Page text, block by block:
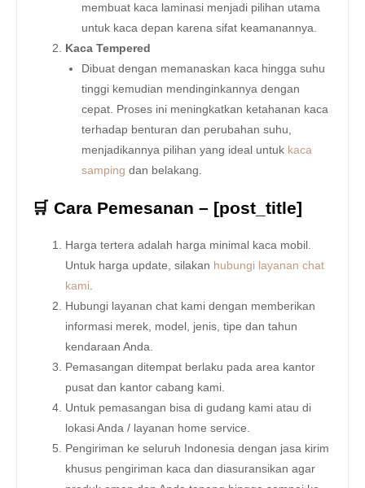
membuat kaca laminasi menjadi pilihan utama
untuk kaca depan karena sifat keamanannya.
Kaca Tempered
Dibuat dengan memanaskan kaca hingga suhu
tinggi kemudian mendinginkannya dengan
cepat. Proses ini meningkatkan ketahanan kaca
terhadap benturan dan perubahan suhu,
menjadikannya pilihan yang ideal untuk kaca
samping dan belakang.
🛒 Cara Pemesanan – [post_title]
Harga tertera adalah harga minimal kaca mobil.
Untuk harga update, silakan hubungi layanan chat
kami
Hubungi layanan chat kami dengan memberikan
informasi merek, model, jenis, tipe dan tahun
kendaraan Anda.
Pemasangan ditempat berlaku pada area kantor
pusat dan kantor cabang kami.
Untuk pemasangan bisa di gudang kami atau di
lokasi Anda / layanan home service.
Pengiriman ke seluruh Indonesia dengan jasa kirim
khusus pengiriman kaca dan diasuransikan agar